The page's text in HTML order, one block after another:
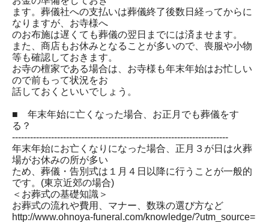
ます。葬儀社への支払いは葬儀終了後数日経ってからに
なりますが、お寺様へ
のお布施は遅くても葬儀の翌日までには済ませます。
また、商店もお休みとなることが多いので、喪服や小物
等も確認しておきます。
お寺の檀家である場合は、お寺様も年末年始はお忙しい
ので前もって状況をお
話しておくといいでしょう。
■ 年末年始に亡くなった場合、お正月でも葬儀をす
る？
------------------------------------------------------------------------
年末年始にお亡くなりになった場合、正月３が日は火葬
場がお休みの所が多い
ため、葬儀・告別式は１月４日以降に行うことが一般的
です。(東京近郊の場合)
＜お葬式の基礎知識＞
お葬式の流れや費用、マナー、数珠の選び方など
http://www.ohnoya-funeral.com/knowledge/?utm_source=